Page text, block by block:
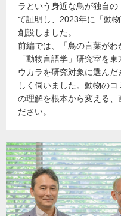
ラという身近な鳥が独自
て証明し、2023年に「動
創設しました。
前編では、「鳥の言葉が
「動物言語学」研究室を
ウカラを研究対象に選ん
しく伺いました。動物の
の理解を根本から変える、
ださい。